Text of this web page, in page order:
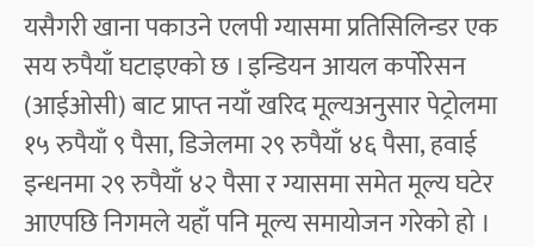
यसैगरी खाना पकाउने एलपी ग्यासमा प्रतिसिलिन्डर एक
सय रुपैयाँ घटाइएको छ । इन्डियन आयल कर्पोरेसन
(आईओसी) बाट प्राप्त नयाँ खरिद मूल्यअनुसार पेट्रोलमा
१५ रुपैयाँ ९ पैसा, डिजेलमा २९ रुपैयाँ ४६ पैसा, हवाई
इन्धनमा २९ रुपैयाँ ४२ पैसा र ग्यासमा समेत मूल्य घटेर
आएपछि निगमले यहाँ पनि मूल्य समायोजन गरेको हो ।